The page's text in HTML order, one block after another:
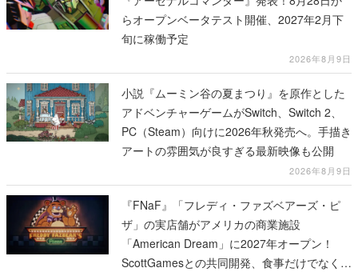
らオープンベータテスト開催、2027年2月下
旬に稼働予定
2026年8月9日
小説『ムーミン谷の夏まつり』を原作とした
アドベンチャーゲームがSwitch、Switch 2、
PC（Steam）向けに2026年秋発売へ。手描き
アートの雰囲気が良すぎる最新映像も公開
2026年8月9日
『FNaF』「フレディ・ファズベアーズ・ピ
ザ」の実店舗がアメリカの商業施設
「American Dream」に2027年オープン！
ScottGamesとの共同開発、食事だけでなくス